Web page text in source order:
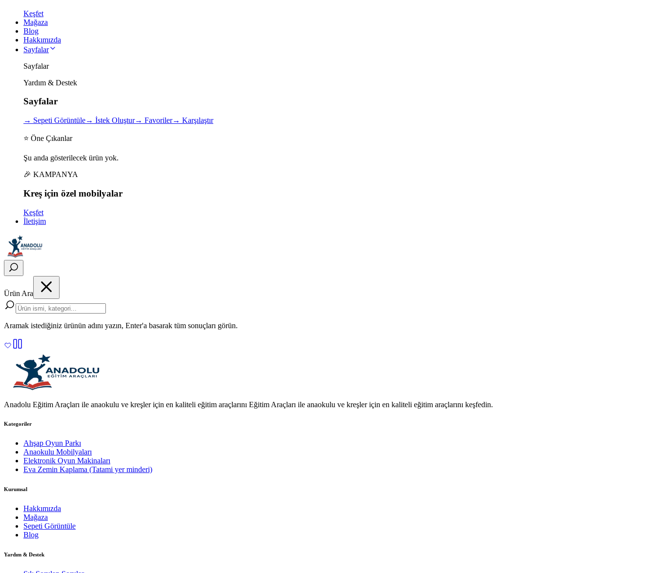
Keşfet
Mağaza
Blog
Hakkımızda
Sayfalar
Sayfalar
Yardım & Destek
Sayfalar
→ Sepeti Görüntüle→ İstek Oluştur→ Favoriler→ Karşılaştır
⭐ Öne Çıkanlar
Şu anda gösterilecek ürün yok.
🎉 KAMPANYA
Kreş için özel mobilyalar
Keşfet
İletişim
Ürün Ara
Aramak istediğiniz ürünün adını yazın, Enter'a basarak tüm sonuçları görün.
Anadolu Eğitim Araçları ile anaokulu ve kreşler için en kaliteli eğitim araçlarını Eğitim Araçları ile anaokulu ve kreşler için en kaliteli eğitim araçlarını keşfedin.
Kategoriler
Ahşap Oyun Parkı
Anaokulu Mobilyaları
Elektronik Oyun Makinaları
Eva Zemin Kaplama (Tatami yer minderi)
Kurumsal
Hakkımızda
Mağaza
Sepeti Görüntüle
Blog
Yardım & Destek